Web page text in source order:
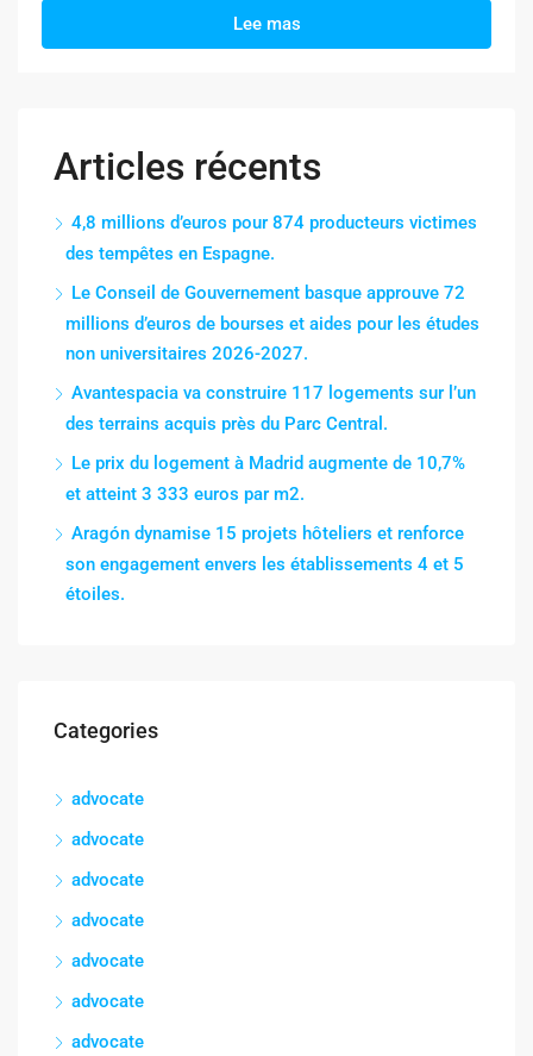
Lee mas
Articles récents
4,8 millions d’euros pour 874 producteurs victimes
des tempêtes en Espagne.
Le Conseil de Gouvernement basque approuve 72
millions d’euros de bourses et aides pour les études
non universitaires 2026-2027.
Avantespacia va construire 117 logements sur l’un
des terrains acquis près du Parc Central.
Le prix du logement à Madrid augmente de 10,7%
et atteint 3 333 euros par m2.
Aragón dynamise 15 projets hôteliers et renforce
son engagement envers les établissements 4 et 5
étoiles.
Categories
advocate
advocate
advocate
advocate
advocate
advocate
advocate